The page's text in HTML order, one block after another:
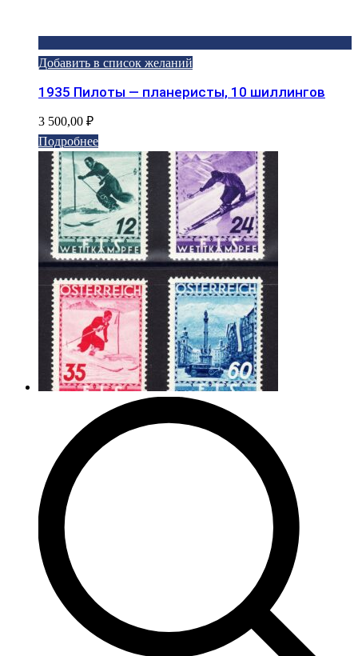
Добавить в список желаний
1935 Пилоты — планеристы, 10 шиллингов
3 500,00 ₽
Подробнее